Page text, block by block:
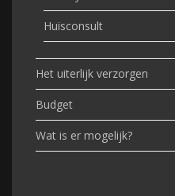
Huisconsult
Het uiterlijk verzorgen
Budget
Wat is er mogelijk?